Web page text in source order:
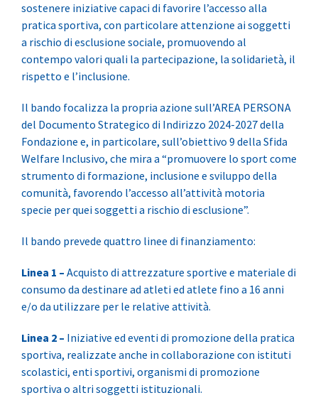
sostenere iniziative capaci di favorire l’accesso alla
pratica sportiva, con particolare attenzione ai soggetti
a rischio di esclusione sociale, promuovendo al
contempo valori quali la partecipazione, la solidarietà, il
rispetto e l’inclusione.
Il bando focalizza la propria azione sull’AREA PERSONA
del Documento Strategico di Indirizzo 2024-2027 della
Fondazione e, in particolare, sull’obiettivo 9 della Sfida
Welfare Inclusivo, che mira a “promuovere lo sport come
strumento di formazione, inclusione e sviluppo della
comunità, favorendo l’accesso all’attività motoria
specie per quei soggetti a rischio di esclusione”.
Il bando prevede quattro linee di finanziamento:
Linea 1 – Acquisto di attrezzature sportive e materiale di
consumo da destinare ad atleti ed atlete fino a 16 anni
e/o da utilizzare per le relative attività.
Linea 2 – Iniziative ed eventi di promozione della pratica
sportiva, realizzate anche in collaborazione con istituti
scolastici, enti sportivi, organismi di promozione
sportiva o altri soggetti istituzionali.